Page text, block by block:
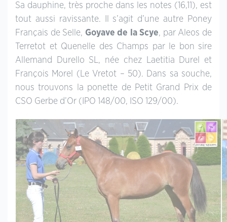
Sa dauphine, très proche dans les notes (16,11), est
tout aussi ravissante. Il s’agit d’une autre Poney
Français de Selle, Goyave de la Scye, par Aleos de
Terretot et Quenelle des Champs par le bon sire
Allemand Durello SL, née chez Laetitia Durel et
François Morel (Le Vretot – 50). Dans sa souche,
nous trouvons la ponette de Petit Grand Prix de
CSO Gerbe d’Or (IPO 148/00, ISO 129/00).